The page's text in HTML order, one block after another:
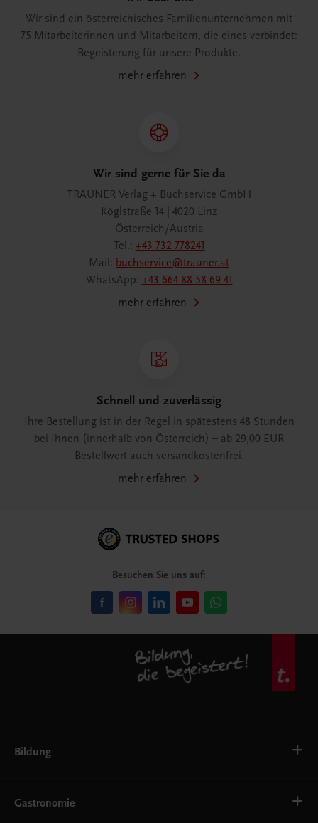
Wir sind ein österreichisches Familienunternehmen mit
75 Mitarbeiterinnen und Mitarbeitern, die eines verbindet:
Begeisterung für unsere Produkte.
mehr erfahren
Wir sind gerne für Sie da
TRAUNER Verlag + Buchservice GmbH
Köglstraße 14 | 4020 Linz
Österreich/Austria
Tel.: +43 732 778241
Mail: buchservice@trauner.at
WhatsApp: +43 664 88 58 69 41
mehr erfahren
Schnell und zuverlässig
Ihre Bestellung ist in der Regel in spätestens 48 Stunden
bei Ihnen (innerhalb von Österreich) – ab 29,00 EUR
Bestellwert auch versandkostenfrei.
mehr erfahren
Besuchen Sie uns auf:
Bildung
AHS
Gastronomie